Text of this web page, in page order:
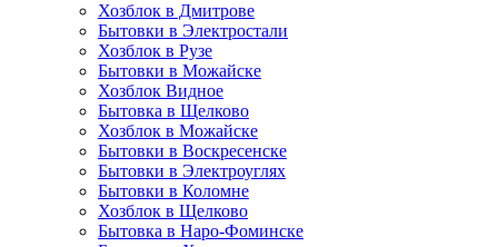
Хозблок в Дмитрове
Бытовки в Электростали
Хозблок в Рузе
Бытовки в Можайске
Хозблок Видное
Бытовкa в Щелково
Хозблок в Можайске
Бытовки в Воскресенске
Бытовки в Электроуглях
Бытовки в Коломне
Хозблок в Щелково
Бытовка в Наро-Фоминске